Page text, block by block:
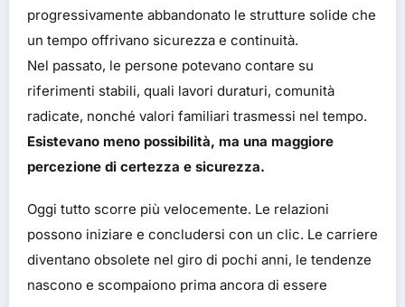
progressivamente abbandonato le strutture solide che
un tempo offrivano sicurezza e continuità.
Nel passato, le persone potevano contare su
riferimenti stabili, quali lavori duraturi, comunità
radicate, nonché valori familiari trasmessi nel tempo.
Esistevano meno possibilità, ma una maggiore
percezione di certezza e sicurezza.
Oggi tutto scorre più velocemente. Le relazioni
possono iniziare e concludersi con un clic. Le carriere
diventano obsolete nel giro di pochi anni, le tendenze
nascono e scompaiono prima ancora di essere